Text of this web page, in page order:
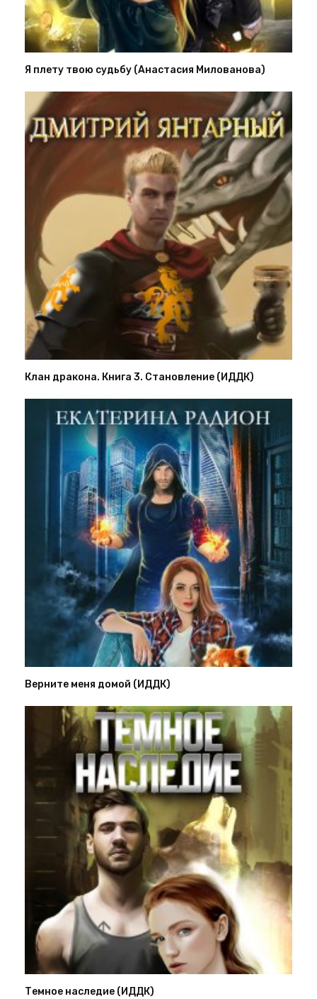
Я плету твою судьбу (Анастасия Милованова)
Клан дракона. Книга 3. Становление (ИДДК)
Верните меня домой (ИДДК)
Темное наследие (ИДДК)